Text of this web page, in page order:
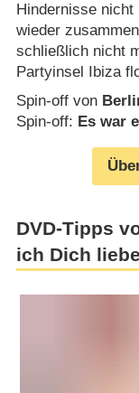
Hindernisse
wieder
schließlich nicht
Partyinsel Ibiza
Spin-off von
Spin-off: Es war
DVD-Tipps
ich Dich